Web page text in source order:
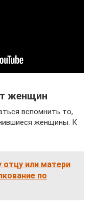
женщин
вспомнить то,
женщины. К
отцу или матери
по